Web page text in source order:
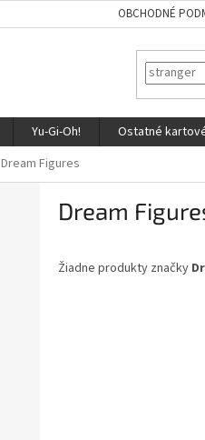
OBCHODNÉ
Yu-Gi-Oh! Ostatné
Dream Figures
Dream
Žiadne produkty značky